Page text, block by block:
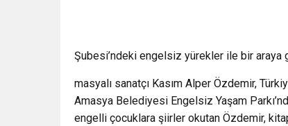
Şubesi’ndeki engelsiz yürekler ile bir araya
masyalı sanatçı Kasım Alper Özdemir,
Amasya Belediyesi Engelsiz Yaşam
engelli çocuklara şiirler okutan Özdemir,